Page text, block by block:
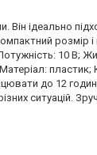
Він ідеально
розмір і
10 В;
пластик;
до 12
ситуацій.